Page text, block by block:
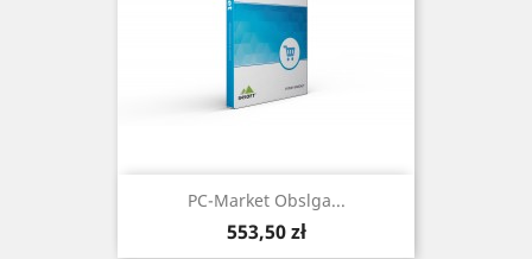
PC-Market Obslga...
Cena
553,50 zł